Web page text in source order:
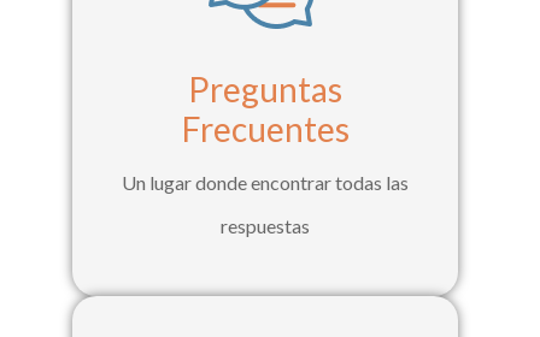
Preguntas
Frecuentes
Un lugar donde encontrar todas las
respuestas